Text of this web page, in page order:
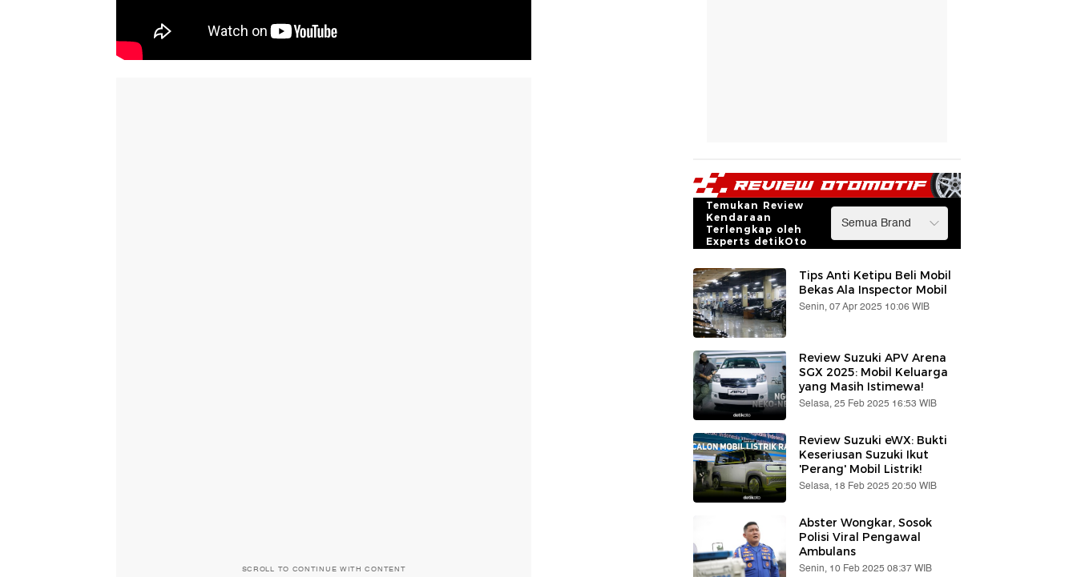
SCROLL TO CONTINUE WITH CONTENT
Temukan Review
Kendaraan
Terlengkap oleh
Experts detikOto
Tips Anti Ketipu Beli Mobil
Bekas Ala Inspector Mobil
Senin, 07 Apr 2025 10:06 WIB
Review Suzuki APV Arena
SGX 2025: Mobil Keluarga
yang Masih Istimewa!
Selasa, 25 Feb 2025 16:53 WIB
Review Suzuki eWX: Bukti
Keseriusan Suzuki Ikut
'Perang' Mobil Listrik!
Selasa, 18 Feb 2025 20:50 WIB
Abster Wongkar, Sosok
Polisi Viral Pengawal
Ambulans
Senin, 10 Feb 2025 08:37 WIB